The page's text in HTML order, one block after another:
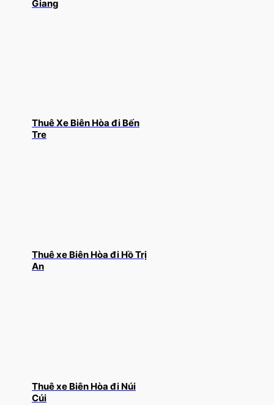
Giang
Thuê Xe Biên Hòa đi Bến
Tre
Thuê xe Biên Hòa đi Hồ Trị
An
Thuê xe Biên Hòa đi Núi
Cúi